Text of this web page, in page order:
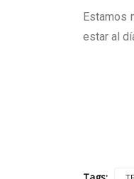
Estamos
estar al